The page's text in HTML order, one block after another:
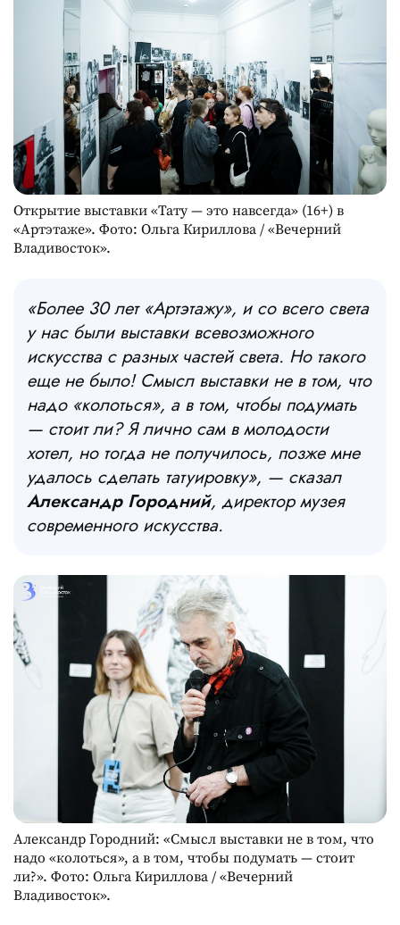
Открытие выставки «Тату — это навсегда» (16+) в
«Артэтаже». Фото: Ольга Кириллова / «Вечерний
Владивосток».
«Более 30 лет «Артэтажу», и со всего света
у нас были выставки всевозможного
искусства с разных частей света. Но такого
еще не было! Смысл выставки не в том, что
надо «колоться», а в том, чтобы подумать
— стоит ли? Я лично сам в молодости
хотел, но тогда не получилось, позже мне
удалось сделать татуировку», — сказал
Александр Городний, директор музея
современного искусства.
Александр Городний: «Смысл выставки не в том, что
надо «колоться», а в том, чтобы подумать — стоит
ли?». Фото: Ольга Кириллова / «Вечерний
Владивосток».